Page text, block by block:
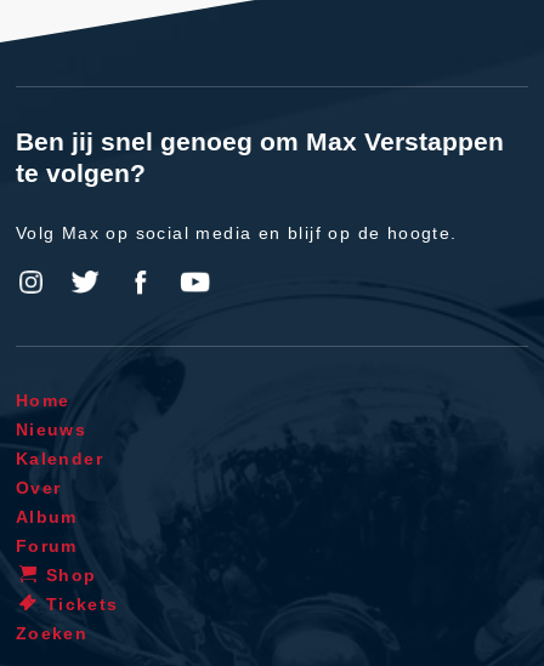
Ben jij snel genoeg om Max Verstappen
te volgen?
Volg Max op social media en blijf op de hoogte.
Home
Nieuws
Kalender
Over
Album
Forum
Shop
Tickets
Zoeken